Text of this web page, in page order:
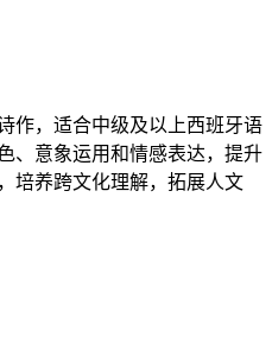
作，适合中级及以上西班牙语
、意象运用和情感表达，提升
培养跨文化理解，拓展人文